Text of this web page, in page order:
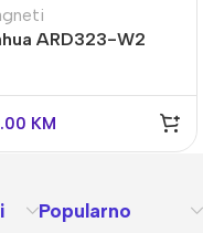
ARD323-W2
KM
Popularno